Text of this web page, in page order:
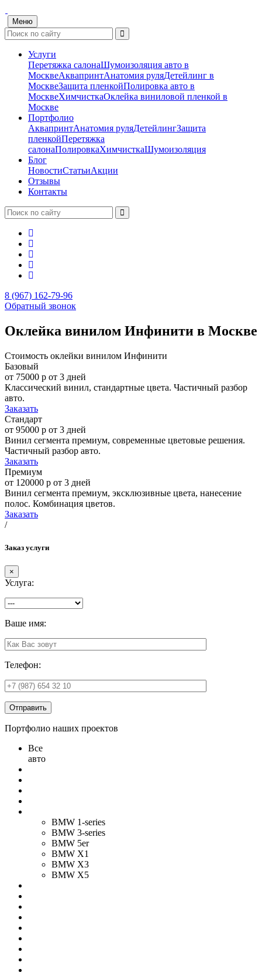
Меню
Услуги
Перетяжка салонаШумоизоляция авто в
МосквеАквапринтАнатомия руляДетейлинг в
МосквеЗащита пленкойПолировка авто в
МосквеХимчисткаОклейка виниловой пленкой в
Москве
Портфолио
АквапринтАнатомия руляДетейлингЗащита
пленкойПеретяжка
салонаПолировкаХимчисткаШумоизоляция
Блог
НовостиСтатьиАкции
Отзывы
Контакты
8 (967) 162-79-96
Обратный звонок
Оклейка винилом Инфинити в Москве
Стоимость оклейки винилом Инфинити
Базовый
от 75000 р от 3 дней
Классический винил, стандартные цвета. Частичный разбор
авто.
Заказать
Стандарт
от 95000 р от 3 дней
Винил сегмента премиум, современные цветовые решения.
Частичный разбор авто.
Заказать
Премиум
от 120000 р от 3 дней
Винил сегмента премиум, эксклюзивные цвета, нанесение
полос. Комбинация цветов.
Заказать
/
Заказ услуги
×
Услуга:
Ваше имя:
Телефон:
Отправить
Портфолио наших проектов
Все
авто
BMW 1-series
BMW 3-series
BMW 5er
BMW X1
BMW X3
BMW X5